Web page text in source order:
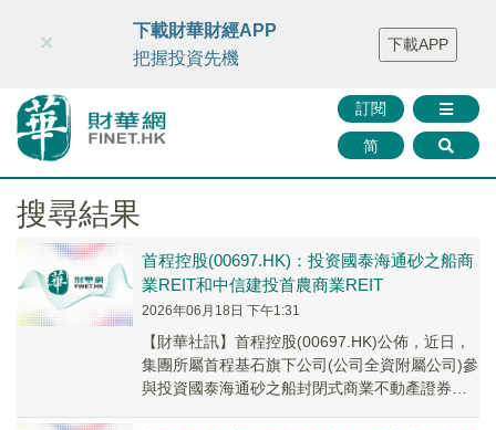
財華智庫網 FINTV FINMETA 財華證券 媒體矩陣
智庫沙龍
聯絡我們
訂閱
简
×
下載財華財經APP
把握投資先機
下載APP
搜尋結果
首程控股(00697.HK)：投资國泰海通砂之船商
業REIT和中信建投首農商業REIT
2026年06月18日 下午1:31
​【財華社訊】首程控股(00697.HK)公佈，近日，
集團所屬首程基石旗下公司(公司全資附屬公司)參
與投資國泰海通砂之船封閉式商業不動產證券投